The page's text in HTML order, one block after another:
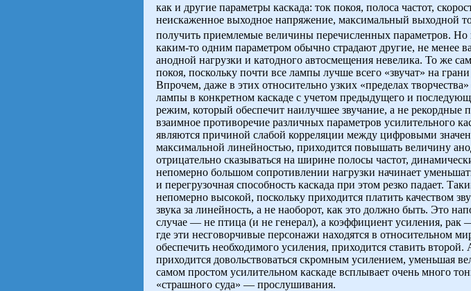
как и другие параметры каскада: ток покоя, полоса частот,
неискаженное выходное напряжение, максимальный выходной
получить приемлемые величины перечисленных параметров. Но
каким-то одним параметром обычно страдают другие, не менее
анодной нагрузки и катодного автосмещения невелика. То же
покоя, поскольку почти все лампы лучше всего «звучат» на
Впрочем, даже в этих относительно узких «пределах
лампы в конкретном каскаде с учетом предыдущего и
режим, который обеспечит наилучшее звучание, а не
взаимное противоречие различных параметров усилительного
являются причиной слабой корреляции между цифровыми
максимальной линейностью, приходится повышать величину
отрицательно сказываться на ширине полосы частот,
непомерно большом сопротивлении нагрузки начинает
и перегрузочная способность каскада при этом резко падает.
непомерно высокой, поскольку приходится платить качеством
звука за линейность, а не наоборот, как это должно быть. Это
случае — не птица (и не генерал), а коэффициент усиления,
где эти несговорчивые персонажи находятся в относительном
обеспечить необходимого усиления, приходится ставить
приходится довольствоваться скромным усилением, уменьшая
самом простом усилительном каскаде всплывает очень много
«страшного суда» — прослушивания.